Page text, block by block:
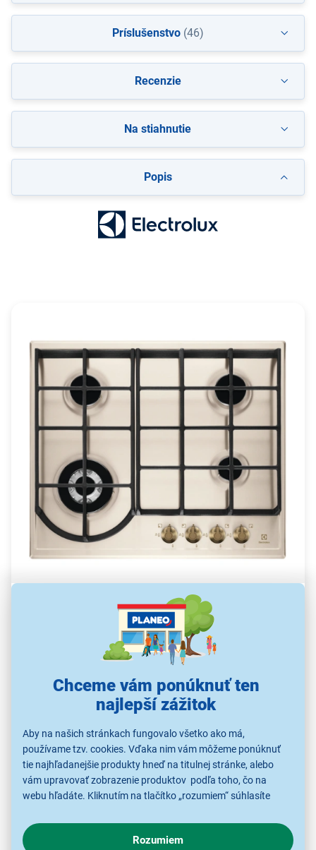
Chceme vám ponúknuť ten
najlepší zážitok
Aby na našich stránkach fungovalo všetko ako má,
používame tzv. cookies. Vďaka nim vám môžeme ponúknuť
tie najhľadanejšie produkty hneď na titulnej stránke, alebo
vám upravovať zobrazenie produktov podľa toho, čo na
webu hľadáte. Kliknutím na tlačítko „rozumiem“ súhlasíte
o chovaní na webe pre zobrazovaní cielených reklám.
V prípade že vás zaujímajú detaily, ako u nás s cookies a
Rozumiem
Popis
Plynová varná doska Electrolux
EGH6343RON
Pohodlne uvaríte obed pre celú rodinu.
Bezpečné varenie
Pri náhodnom zhasnutí plameňa sa uzavrie
prívod plynu.
Šírka 60 cm
Dostatočný priestor pre hrnce a panvice.
Liatinová mriežka
Zabezpečí mimoriadnu stabilitu hrncov a
Príslušenstvo(46)
Recenzie
Na stiahnutie